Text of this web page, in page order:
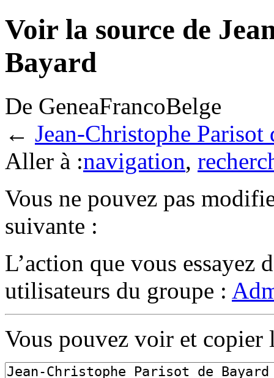
Voir la source de
Bayard
De GeneaFrancoBelge
← Jean-Christophe Parisot
Aller à :navigation,
Vous ne pouvez pas
suivante :
L’action que vous essayez
utilisateurs du groupe :
Vous pouvez voir et copier